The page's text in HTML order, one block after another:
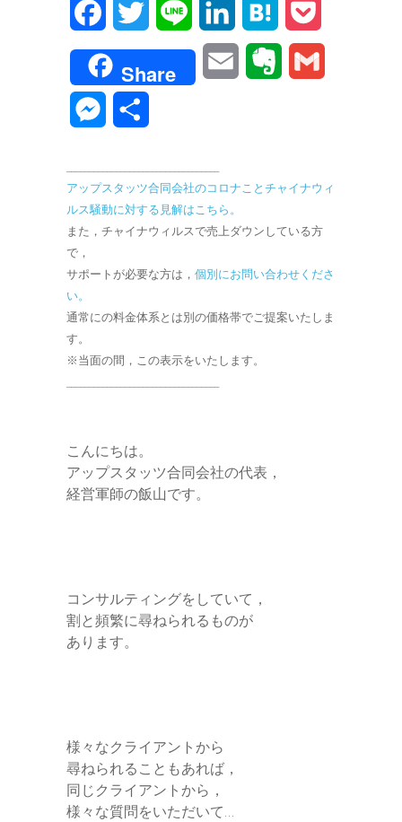
a
c
e
o
o
w
i
e
r
i
n
i
n
d
I
n
a
t
a
o
c
Share
o
t
e
s
s
g
e
アップスタッツ合同会社のコロナことチャイナウィ
ルス騒動に対する見解はこちら。
また，チャイナウィルスで売上ダウンしている方
で，
サポートが必要な方は， 個別にお問い合わせくださ
い。
通常にの料金体系とは別の価格帯でご提案いたしま
す。
※当面の間，この表示をいたします。
こんにちは。
アップスタッツ合同会社の代表，
経営軍師の飯山です。
コンサルティングをしていて，
割と頻繁に尋ねられるものが
あります。
様々なクライアントから
尋ねられることもあれば，
同じクライアントから，
様々な質問をいただいて…